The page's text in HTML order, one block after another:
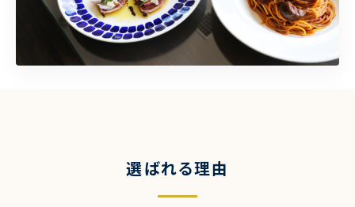
選ばれる理由